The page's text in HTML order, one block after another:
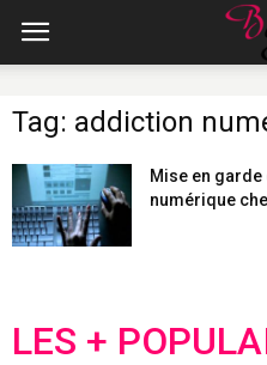
Tag: addiction
Mise en garde
numérique
LES +